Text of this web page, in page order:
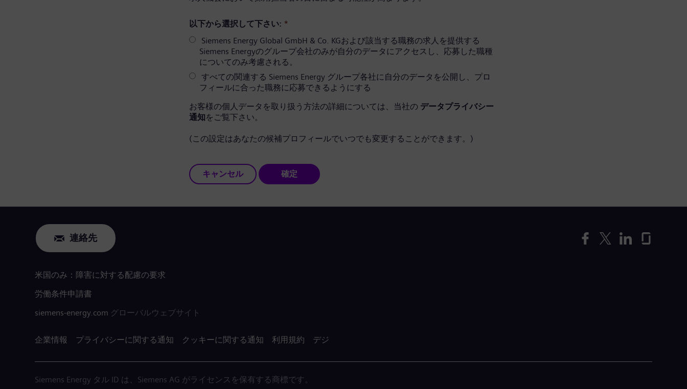
以下から選択して下さい: *
Siemens Energy Global GmbH & Co. KGおよび該当する職務の求人を提供する
Siemens Energyのグループ会社のみが自分のデータにアクセスし、応募した職種
についてのみ考慮される。
すべての関連する Siemens Energy グループ各社に自分のデータを公開し、プロ
フィールに合った職務に応募できるようにする
お客様の個人データを取り扱う方法の詳細については、当社の データプライバシー
通知をご覧下さい。
(この設定はあなたの候補プロフィールでいつでも変更することができます。)
キャンセル 確定
連絡先
米国のみ：障害に対する配慮の要求
労働条件申請書
siemens-energy.com グローバルウェブサイト
企業情報 プライバシーに関する通知 クッキーに関する通知 利用規約 デジ
Siemens Energy タル ID は、Siemens AG がライセンスを保有する商標です。